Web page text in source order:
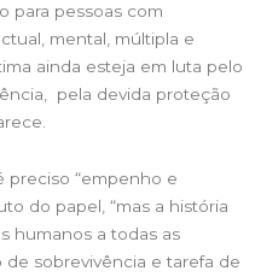
para pessoas com
mental, múltipla e
ainda esteja em luta pelo
pela devida proteção
preciso “empenho e
do papel, “mas a história
humanos a todas as
sobrevivência e tarefa de